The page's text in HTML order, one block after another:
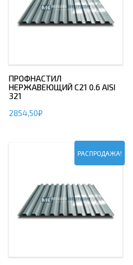
ПРОФНАСТИЛ
НЕРЖАВЕЮЩИЙ С21 0.6 AISI
321
2854,50₽
РАСПРОДАЖА!